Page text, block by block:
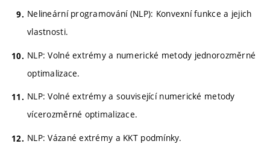
Nelineární programování (NLP): Konvexní funkce a jejich
vlastnosti.
NLP: Volné extrémy a numerické metody jednorozměrné
optimalizace.
NLP: Volné extrémy a související numerické metody
vícerozměrné optimalizace.
NLP: Vázané extrémy a KKT podmínky.